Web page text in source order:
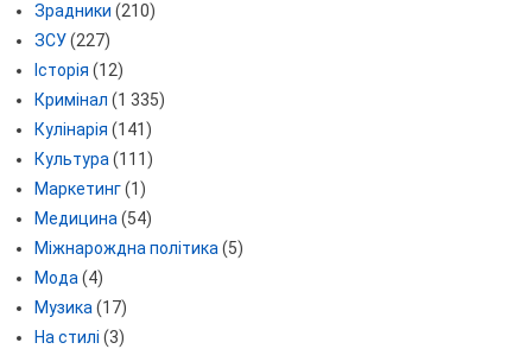
Зрадники (210)
ЗСУ(227)
Історія (12)
Кримінал (1 335)
Кулінарія (141)
Культура(111)
Маркетинг(1)
Медицина(54)
Міжнарождна політика(5)
Мода(4)
Музика(17)
На стилі (3)